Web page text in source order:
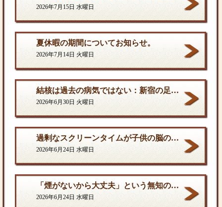
2026年7月15日 水曜日
夏休暇の期間についてお知らせ。
2026年7月14日 火曜日
結核は過去の病気ではない：新宿の足元に潜む歪んだ現実
2026年6月30日 火曜日
過剰なスクリーンタイムが子供の脳の発達を停滞させる。
2026年6月24日 水曜日
「煙がないから大丈夫」という無知の罪。となりに一人生息するだけで、そこは危険地帯である
2026年6月24日 水曜日